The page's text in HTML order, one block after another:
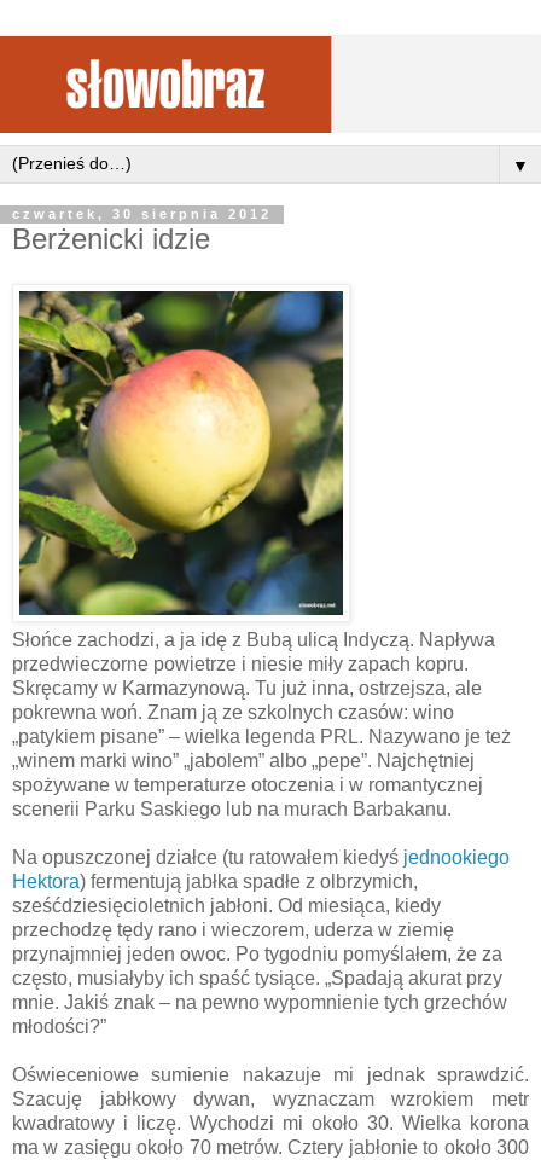
▼
czwartek, 30 sierpnia 2012
Berżenicki idzie
Słońce zachodzi, a ja idę z Bubą ulicą Indyczą. Napływa
przedwieczorne powietrze i niesie miły zapach kopru.
Skręcamy w Karmazynową. Tu już inna, ostrzejsza, ale
pokrewna woń. Znam ją ze szkolnych czasów: wino
„patykiem pisane” – wielka legenda PRL. Nazywano je też
„winem marki wino” „jabolem” albo „pepe”. Najchętniej
spożywane w temperaturze otoczenia i w romantycznej
scenerii Parku Saskiego lub na murach Barbakanu.
Na opuszczonej działce (tu ratowałem kiedyś jednookiego
Hektora) fermentują jabłka spadłe z olbrzymich,
sześćdziesięcioletnich jabłoni. Od miesiąca, kiedy
przechodzę tędy rano i wieczorem, uderza w ziemię
przynajmniej jeden owoc. Po tygodniu pomyślałem, że za
często, musiałyby ich spaść tysiące. „Spadają akurat przy
mnie. Jakiś znak – na pewno wypomnienie tych grzechów
młodości?”
Oświeceniowe sumienie nakazuje mi jednak sprawdzić.
Szacuję jabłkowy dywan, wyznaczam wzrokiem metr
kwadratowy i liczę. Wychodzi mi około 30. Wielka korona
ma w zasięgu około 70 metrów. Cztery jabłonie to około 300